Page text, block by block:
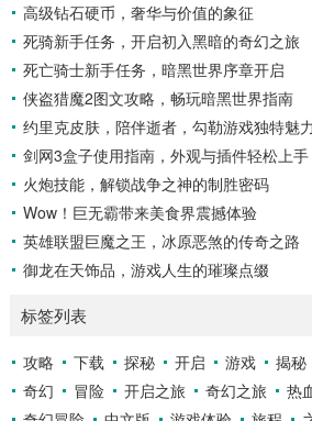
滑球，击球手需要在极短的时间
和落点，然后调整自己的击球动
色的视力和反应能力,更需要大量
高级钻石硬币，奢华与价值的象征
死骑新手任务，开启初入黑暗的奇幻之旅
死亡骑士新手任务，暗黑世界序章开启
侠盗猎魔2图文攻略，畅玩暗黑世界指南
约里克皮肤，陪伴逝者，勾勒游戏独特魅
剑网3盒子使用指南，外观与插件轻松上手
火炮技能，解锁战争之神的制胜密码
Wow！巨无霸带来美食界震撼体验
英雄联盟巨魔之王，冰原恶煞的传奇之路
御龙在天饰品，游戏人生的璀璨点缀
标签列表
攻略 下载 探秘 开启 游戏 揭秘
奇幻
冒险 开启之旅 奇幻之旅 热